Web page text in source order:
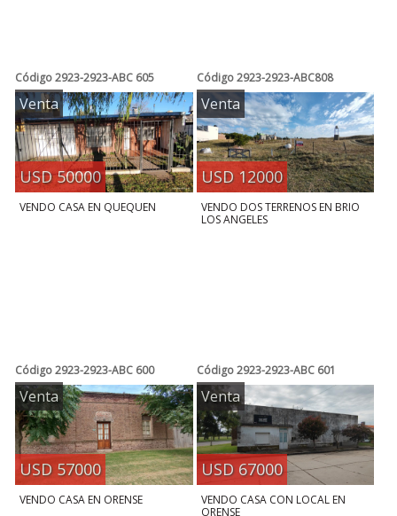
Código2923-2923-ABC 605
Venta
USD 50000
VENDO CASA EN QUEQUEN
Código2923-2923-ABC808
Venta
USD 12000
VENDO DOS TERRENOS EN BRIO
LOS ANGELES
Código2923-2923-ABC 600
Venta
USD 57000
VENDO CASA EN ORENSE
Código2923-2923-ABC 601
Venta
USD 67000
VENDO CASA CON LOCAL EN
ORENSE